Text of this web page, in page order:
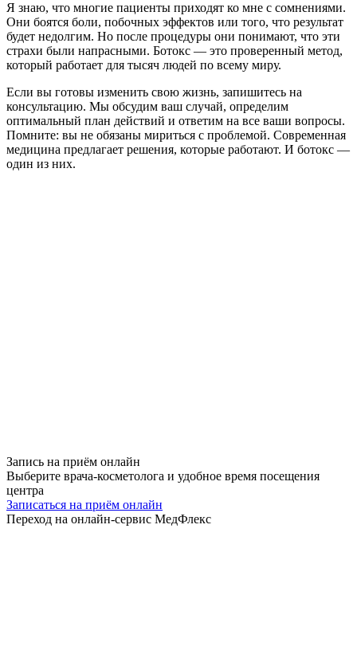
Я знаю, что многие пациенты приходят ко мне с сомнениями.
Они боятся боли, побочных эффектов или того, что результат
будет недолгим. Но после процедуры они понимают, что эти
страхи были напрасными. Ботокс — это проверенный метод,
который работает для тысяч людей по всему миру.
Если вы готовы изменить свою жизнь, запишитесь на
консультацию. Мы обсудим ваш случай, определим
оптимальный план действий и ответим на все ваши вопросы.
Помните: вы не обязаны мириться с проблемой. Современная
медицина предлагает решения, которые работают. И ботокс —
один из них.
Запись на приём онлайн
Выберите врача-косметолога и удобное время посещения
центра
Записаться на приём онлайн
Переход на онлайн-сервис МедФлекс